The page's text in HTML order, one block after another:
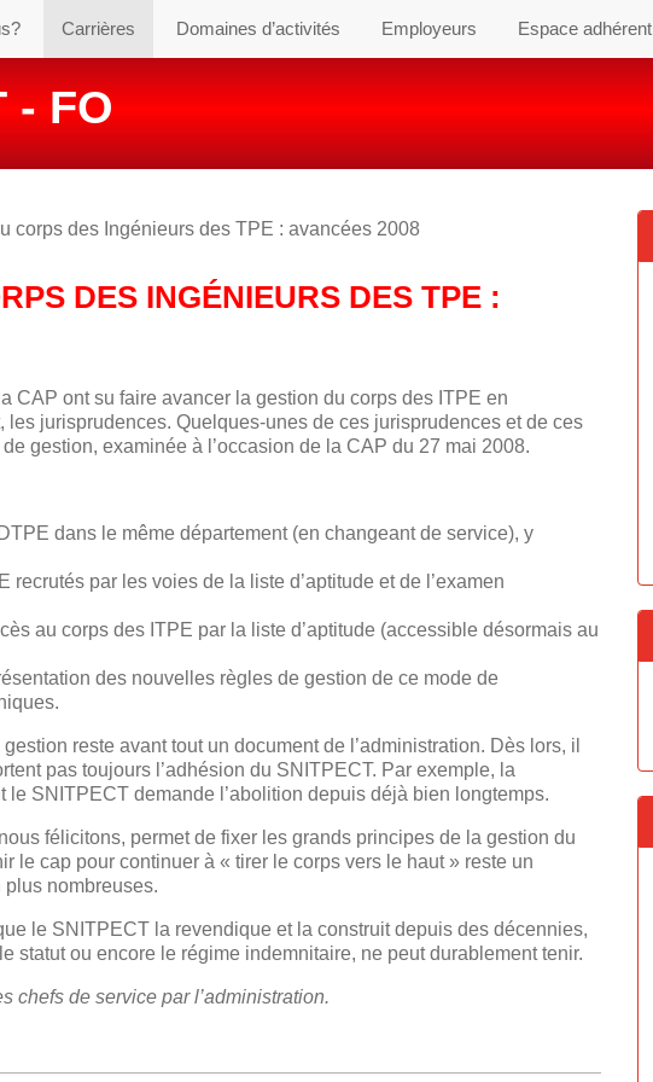
Carrières Domaines d’activités Employeurs Espace adhérent
- FO
corps des Ingénieurs des TPE : avancées 2008
DES INGÉNIEURS DES TPE :
CAP ont su faire avancer la gestion du corps des ITPE en
jurisprudences. Quelques-unes de ces jurisprudences et de ces
gestion, examinée à l’occasion de la CAP du 27 mai 2008.
dans le même département (en changeant de service), y
recrutés par les voies de la liste d’aptitude et de l’examen
au corps des ITPE par la liste d’aptitude (accessible désormais au
des nouvelles règles de gestion de ce mode de
reste avant tout un document de l’administration. Dès lors, il
pas toujours l’adhésion du SNITPECT. Par exemple, la
SNITPECT demande l’abolition depuis déjà bien longtemps.
félicitons, permet de fixer les grands principes de la gestion du
le cap pour continuer à « tirer le corps vers le haut » reste un
nombreuses.
le SNITPECT la revendique et la construit depuis des décennies,
statut ou encore le régime indemnitaire, ne peut durablement tenir.
chefs de service par l’administration.